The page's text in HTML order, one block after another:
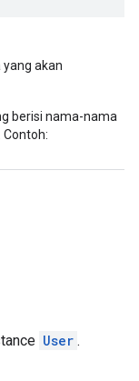
akan
berisi nama-nama
User .